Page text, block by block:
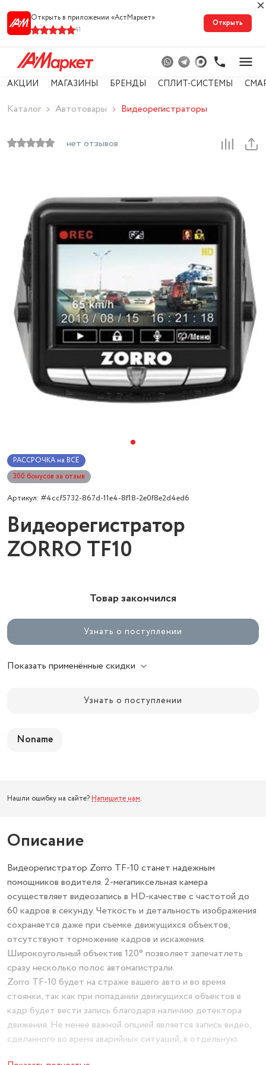
Открыть в приложении «АстМарке‪т‬»
41
Открыть
АКЦИИ МАГАЗИНЫ БРЕНДЫ СПЛИТ-СИСТЕМЫ
Каталог Автотовары Видеорегистраторы
нет отзывов
РАССРОЧКА на ВСЁ
300 бонусов за отзыв
Артикул: #4ccf5732-867d-11e4-8f18-2e0f8e2d4ed6
Видеорегистратор
ZORRO TF10
Товар закончился
Узнать о поступлении
Показать применённые скидки
Узнать о поступлении
Noname
Нашли ошибку на сайте? Напишите нам.
Описание
Видеорегистратор Zorro TF-10 станет надежным
помощников водителя. 2-мегапиксельная камера
осуществляет видеозапись в HD-качестве с частотой до
60 кадров в секунду. Четкость и детальность изображения
сохраняется даже при съемке движущихся объектов,
отсутствуют торможение кадров и искажения.
Широкоугольный объектив 120° позволяет запечатлеть
сразу несколько полос автомагистрали.
Zorro TF-10 будет на страже вашего авто и во время
стоянки, так как при попадании движущихся объектов в
кадр будет вести запись благодаря наличию детектора
движения. Не менее важной опцией является запись видео,
сделанного во время аварийных ситуаций, в отдельную